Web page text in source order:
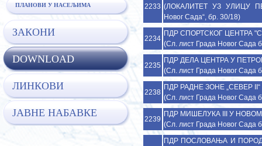
2233 (ЛОКАЛИТЕТ УЗ УЛИЦУ
Новог Сада“, бр. 30/18)
2234
ПДР СПОРТСКОГ ЦЕНТРА
(Сл. лист Града Новог Сада
2235
ПДР ДЕЛА ЦЕНТРА У
(Сл. лист Града Новог Сада
2238
ПДР РАДНЕ ЗОНЕ „СЕВЕР
(Сл. лист Града Новог Сада
2239
ПДР МИШЕЛУКА III У НОВОМ
(Сл. лист Града Новог Сада
ПДР ПОСЛОВАЊА И
ПЛАНОВИ У НАСЕЉИМА
ЗАКОНИ
DOWNLOAD
ЛИНКОВИ
ЈАВНЕ НАБАВКЕ